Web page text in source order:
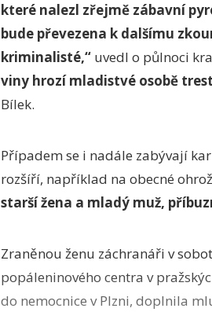
které nalezl zřejmě zábavní
bude převezena k dalšímu
kriminalisté,“ uvedl o půlnoci
viny hrozí mladistvé osobě
Bílek.
Případem se i nadále zabývají
rozšíří, například na obecné
starší žena a mladý muž,
Zraněnou ženu záchranáři v
popáleninového centra v
do nemocnice v Plzni, doplnila